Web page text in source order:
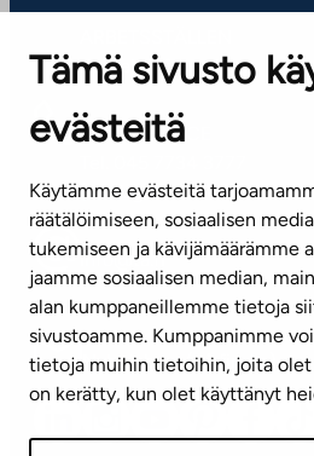
Tämä sivusto
evästeitä
Käytämme evästeitä
räätälöimiseen, sosiaalisen
tukemiseen ja kävijämäärämme
jaamme sosiaalisen median,
alan kumppaneillemme tietoja
sivustoamme. Kumppanimme
tietoja muihin tietoihin, joita
on kerätty, kun olet käyttänyt
Kontaktinformation
KUNDSERVICE
(vardagar kl. 8–16)
info@ta.fi
Nyhetsbrev (på finska)